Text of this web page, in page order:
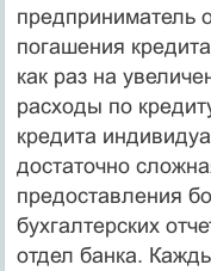
предприниматель
погашения
как раз на
расходы по
кредита
достаточно
предоставления
бухгалтерских
отдел банка.